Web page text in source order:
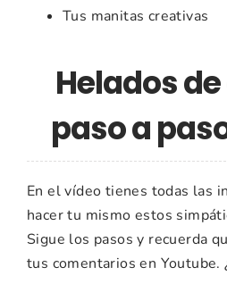
Tus manitas creativas
Helados
paso a
En el vídeo tienes todas las
hacer tu mismo estos
Sigue los pasos y recuerda
tus comentarios en Youtube.